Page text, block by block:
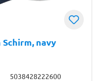
navy
5038428222600